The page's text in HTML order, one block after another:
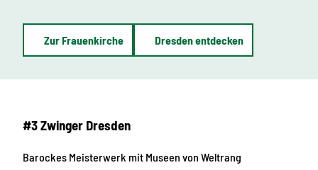
Zur Frauenkirche Dresden entdecken
#3 Zwinger Dresden
Barockes Meisterwerk mit Museen von Weltrang